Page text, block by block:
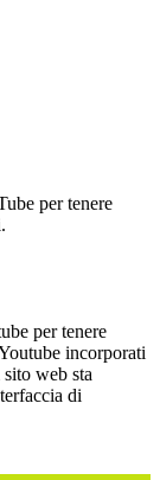
per tenere
per tenere
incorporati
web sta
di